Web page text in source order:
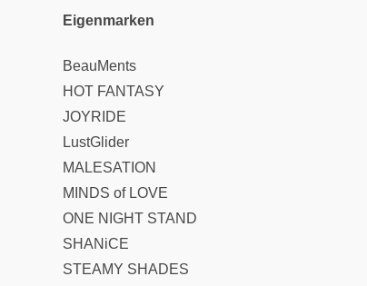
Eigenmarken
BeauMents
HOT FANTASY
JOYRIDE
LustGlider
MALESATION
MINDS of LOVE
ONE NIGHT STAND
SHANiCE
STEAMY SHADES